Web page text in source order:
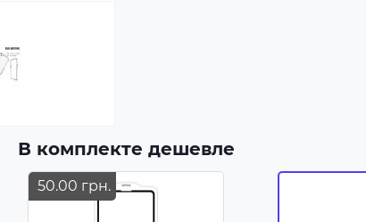
В комплекте дешевле
50.00 грн.